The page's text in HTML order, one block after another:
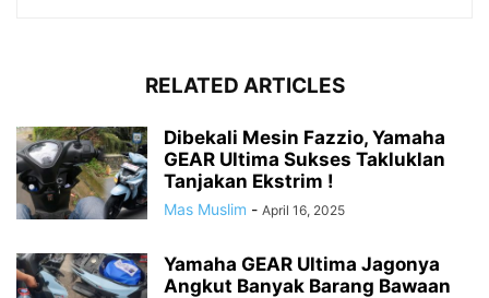
RELATED ARTICLES
Dibekali Mesin Fazzio, Yamaha
GEAR Ultima Sukses Takluklan
Tanjakan Ekstrim !
Mas Muslim - April 16, 2025
Yamaha GEAR Ultima Jagonya
Angkut Banyak Barang Bawaan